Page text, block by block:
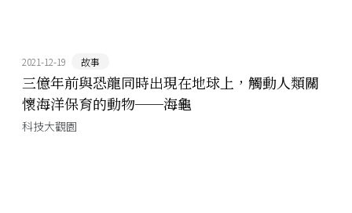
2021-12-19 故事
三億年前與恐龍同時出現在地球上，觸動人類關
懷海洋保育的動物──海龜
科技大觀園